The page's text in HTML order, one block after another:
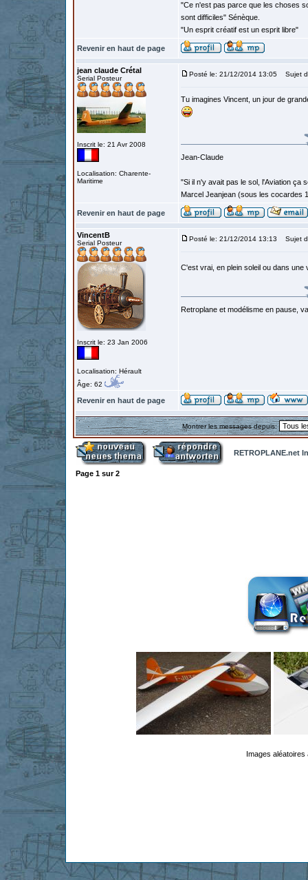
"Ce n'est pas parce que les choses
sont difficiles" Sénèque.
"Un esprit créatif est un esprit libre"
Revenir en haut de page
jean claude Crétal
Serial Posteur
Inscrit le: 21 Avr 2008
Localisation: Charente-
Maritime
Posté le: 21/12/2014 13:05 Sujet
Tu imagines Vincent, un jour de
Jean-Claude
"Si il n'y avait pas le sol, l'Aviation ça
Marcel Jeanjean (sous les cocardes
Revenir en haut de page
VincentB
Serial Posteur
Inscrit le: 23 Jan 2006
Localisation: Hérault
Âge: 62
Posté le: 21/12/2014 13:13 Sujet
C'est vrai, en plein soleil ou dans
Retroplane et modélisme en pause,
Revenir en haut de page
Montrer les messages depuis:
RETROPLANE.net
Page 1 sur2
Images aléatoires